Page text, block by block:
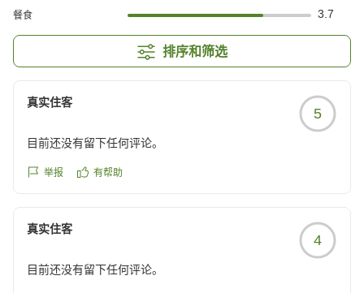
餐食 3.7
排序和筛选
真实住客
5
目前还没有留下任何评论。
举报 有帮助
真实住客
4
目前还没有留下任何评论。